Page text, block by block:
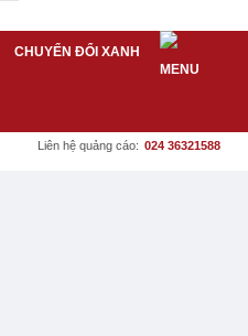
CHUYỂN ĐỔI XANH
Liên hệ quảng cáo: 024 36321588